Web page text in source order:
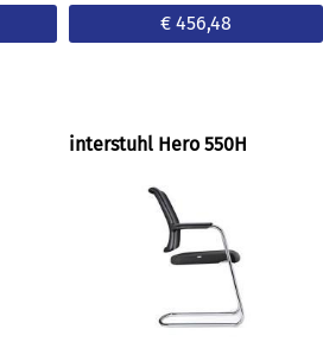
€ 456,48
interstuhl Hero 550H